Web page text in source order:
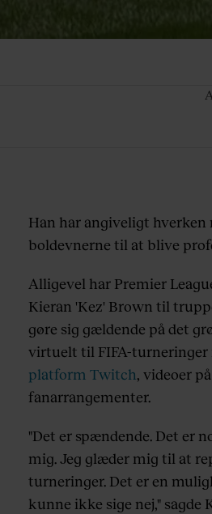
Han har angiveligt
boldevnerne til at blive
Alligevel har Premier
Kieran 'Kez' Brown til
gøre sig gældende på det
virtuelt til FIFA-turneringer
platform Twitch, videoer
fanarrangementer.
"Det er spændende. Det er
mig. Jeg glæder mig til at
turneringer. Det er en
kunne ikke sige nej,"